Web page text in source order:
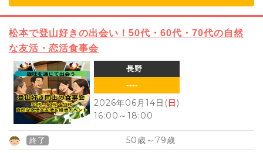
松本で登山好きの出会い！50代・60代・70代の自然
な友活・恋活食事会
長野
----
2026年06月14日(日)
16:00 ～ 18:00
終了 50歳～ 79歳